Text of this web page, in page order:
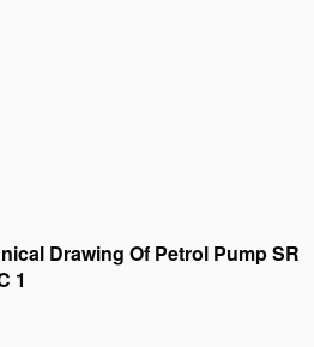
Drawing Of Petrol Pump SR
1